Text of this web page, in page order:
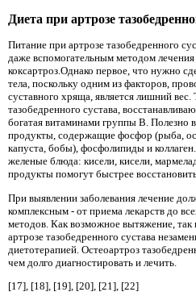
Диета при артрозе
Питание при артрозе тазобедренного
даже вспомогательным методом лечения
коксартроз.Однако первое, что нужно
тела, поскольку одним из факторов,
суставного хряща, является лишний
тазобедренного сустава,
богатая витаминами группы В. Полезно
продукты, содержащие фосфор (рыба,
капуста, бобы), фосфолипиды и
желеные блюда: кисели, кисели,
продукты помогут быстрее
При выявлении заболевания лечение
комплексным - от приема лекарств до
методов. Как возможное вытяжение, так
артрозе тазобедренного сустава
диетотерапией. Остеоартроз
чем долго диагностировать и лечить.
[17], [18], [19], [20], [21], [22]